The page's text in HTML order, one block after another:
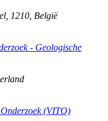
1210 België
- Geologische
(VITO)